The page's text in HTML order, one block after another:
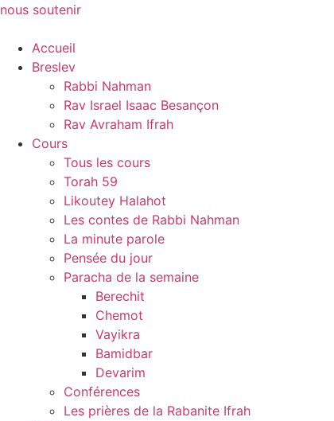
Skip
content
nous soutenir
Accueil
Breslev
Rabbi Nahman
Rav Israel Isaac Besançon
Rav Avraham Ifrah
Cours
Tous les cours
Torah 59
Likoutey Halahot
Les contes de Rabbi Nahman
La minute parole
Pensée du jour
Paracha de la semaine
Berechit
Chemot
Vayikra
Bamidbar
Devarim
Conférences
Les prières de la Rabanite Ifrah